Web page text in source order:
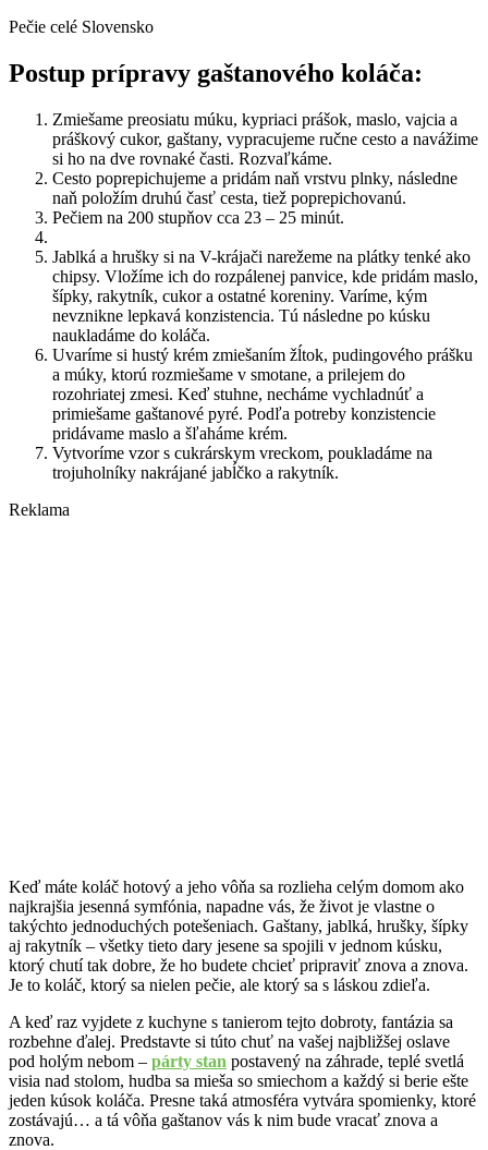
Pečie celé Slovensko
Postup prípravy gaštanového koláča:
Zmiešame preosiatu múku, kypriaci prášok, maslo, vajcia a
práškový cukor, gaštany, vypracujeme ručne cesto a navážime
si ho na dve rovnaké časti. Rozvaľkáme.
Cesto poprepichujeme a pridám naň vrstvu plnky, následne
naň položím druhú časť cesta, tiež poprepichovanú.
Pečiem na 200 stupňov cca 23 – 25 minút.
Jablká a hrušky si na V-krájači narežeme na plátky tenké ako
chipsy. Vložíme ich do rozpálenej panvice, kde pridám maslo,
šípky, rakytník, cukor a ostatné koreniny. Varíme, kým
nevznikne lepkavá konzistencia. Tú následne po kúsku
naukladáme do koláča.
Uvaríme si hustý krém zmiešaním žĺtok, pudingového prášku
a múky, ktorú rozmiešame v smotane, a prilejem do
rozohriatej zmesi. Keď stuhne, necháme vychladnúť a
primiešame gaštanové pyré. Podľa potreby konzistencie
pridávame maslo a šľaháme krém.
Vytvoríme vzor s cukrárskym vreckom, poukladáme na
trojuholníky nakrájané jabĺčko a rakytník.
Reklama
Keď máte koláč hotový a jeho vôňa sa rozlieha celým domom ako
najkrajšia jesenná symfónia, napadne vás, že život je vlastne o
takýchto jednoduchých potešeniach. Gaštany, jablká, hrušky, šípky
aj rakytník – všetky tieto dary jesene sa spojili v jednom kúsku,
ktorý chutí tak dobre, že ho budete chcieť pripraviť znova a znova.
Je to koláč, ktorý sa nielen pečie, ale ktorý sa s láskou zdieľa.
A keď raz vyjdete z kuchyne s tanierom tejto dobroty, fantázia sa
rozbehne ďalej. Predstavte si túto chuť na vašej najbližšej oslave
pod holým nebom – párty stan postavený na záhrade, teplé svetlá
visia nad stolom, hudba sa mieša so smiechom a každý si berie ešte
jeden kúsok koláča. Presne taká atmosféra vytvára spomienky, ktoré
zostávajú… a tá vôňa gaštanov vás k nim bude vracať znova a
znova.